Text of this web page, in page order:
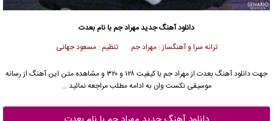
دانلود آهنگ جدیدمهراد جم با نام بعدت
ترانه سرا و آهنگساز : مهراد جم تنظیم : مسعود جهانی
جهت دانلود آهنگ بعدت از مهراد جم با کیفیت ۱۲۸ و ۳۲۰ و مشاهده متن این آهنگ از رسانه
موسیقی نکست وان به ادامه مطلب مراجعه نمائید …